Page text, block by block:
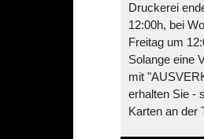
Druckerei
12:00h, bei
Freitag um
Solange eine
mit
erhalten Sie -
Karten an der